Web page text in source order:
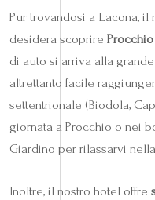
Pur trovandosi a Lacona,
desidera scoprire Procchio
di auto si arriva alla
altrettanto facile
settentrionale (Biodola,
giornata a Procchio o nei
Giardino per rilassarvi
Inoltre, il nostro hotel offre